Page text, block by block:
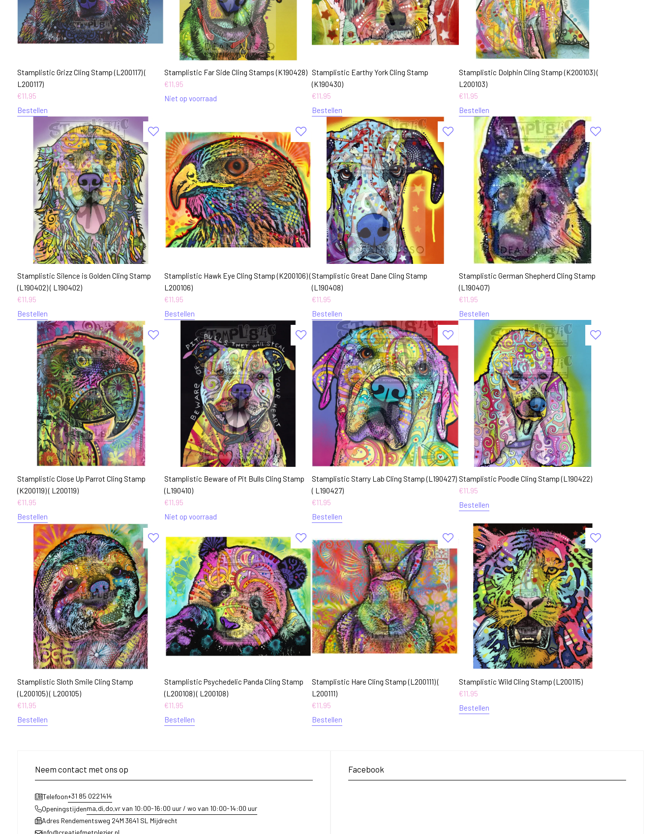
Stamplistic Grizz Cling Stamp (L200117) (
L200117)
€11,95
Bestellen
Stamplistic Far Side Cling Stamps (K190428)
€11,95
Niet op voorraad
Stamplistic Earthy York Cling Stamp
(K190430)
€11,95
Bestellen
Stamplistic Dolphin Cling Stamp (K200103) (
L200103)
€11,95
Bestellen
Stamplistic Silence is Golden Cling Stamp
(L190402) ( L190402)
€11,95
Bestellen
Stamplistic Hawk Eye Cling Stamp (K200106) (
L200106)
€11,95
Bestellen
Stamplistic Great Dane Cling Stamp
(L190408)
€11,95
Bestellen
Stamplistic German Shepherd Cling Stamp
(L190407)
€11,95
Bestellen
Stamplistic Close Up Parrot Cling Stamp
(K200119) ( L200119)
€11,95
Bestellen
Stamplistic Beware of Pit Bulls Cling Stamp
(L190410)
€11,95
Niet op voorraad
Stamplistic Starry Lab Cling Stamp (L190427)
( L190427)
€11,95
Bestellen
Stamplistic Poodle Cling Stamp (L190422)
€11,95
Bestellen
Stamplistic Sloth Smile Cling Stamp
(L200105) ( L200105)
€11,95
Bestellen
Stamplistic Psychedelic Panda Cling Stamp
(L200108) ( L200108)
€11,95
Bestellen
Stamplistic Hare Cling Stamp (L200111) (
L200111)
€11,95
Bestellen
Stamplistic Wild Cling Stamp (L200115)
€11,95
Bestellen
Neem contact met ons op
Telefoon+31 85 0221414
Openingstijdenma,di,do,vr van 10:00-16:00 uur / wo van 10:00-14:00 uur
Adres Rendementsweg 24M 3641 SL Mijdrecht
Facebook